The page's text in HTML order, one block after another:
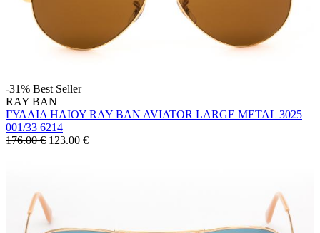
-31% Best Seller
RAY BAN
ΓΥΑΛΙΑ ΗΛΙΟΥ RAY BAN AVIATOR LARGE METAL 3025
001/33 6214
176.00 € 123.00 €